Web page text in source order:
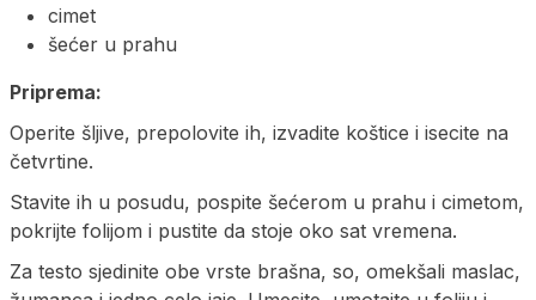
cimet
šećer u prahu
Priprema:
Operite šljive, prepolovite ih, izvadite koštice i isecite na
četvrtine.
Stavite ih u posudu, pospite šećerom u prahu i cimetom,
pokrijte folijom i pustite da stoje oko sat vremena.
Za testo sjedinite obe vrste brašna, so, omekšali maslac,